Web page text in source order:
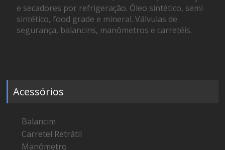
e secadores por refrigeração. Óleo sintético, semi
sintético, food grade e mineral. Válvulas de
segurança, balancins, manômetros e carretéis.
Acessórios
Balancim
Carretel Retrátil
Manômetro